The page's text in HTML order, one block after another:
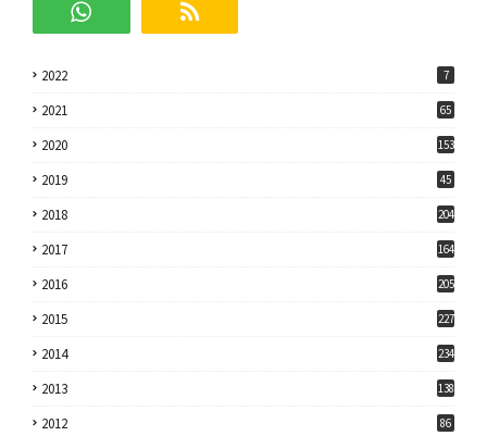
2022 7
2021 65
2020 153
2019 45
2018 204
2017 164
2016 205
2015 227
2014 234
2013 138
2012 86